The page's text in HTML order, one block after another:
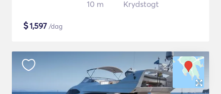
10 m
Krydstogt
$1,597 /dag